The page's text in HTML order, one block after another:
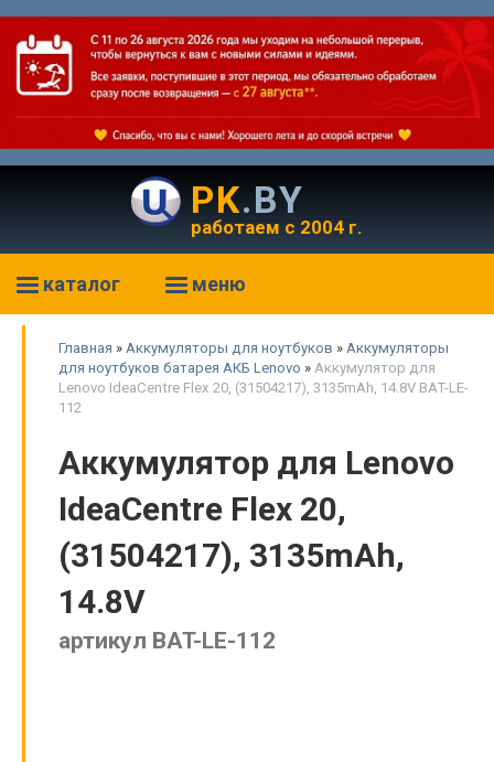
PK.BY
работаем с 2004 г.
каталог меню
Главная » Аккумуляторы для ноутбуков » Аккумуляторы
для ноутбуков батарея АКБ Lenovo » Аккумулятор для
Lenovo IdeaCentre Flex 20, (31504217), 3135mAh, 14.8V BAT-LE-
112
Аккумулятор для Lenovo
IdeaCentre Flex 20,
(31504217), 3135mAh,
14.8V
артикул BAT-LE-112